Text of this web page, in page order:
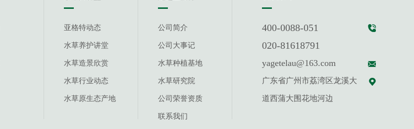
亚格特动态
水草养护讲堂
水草造景欣赏
水草行业动态
水草原生态产地
公司简介
公司大事记
水草种植基地
水草研究院
公司荣誉资质
联系我们
400-0088-051
020-81618791
yagetelau@163.com
广东省广州市荔湾区龙溪大
道西蒲大围花地河边